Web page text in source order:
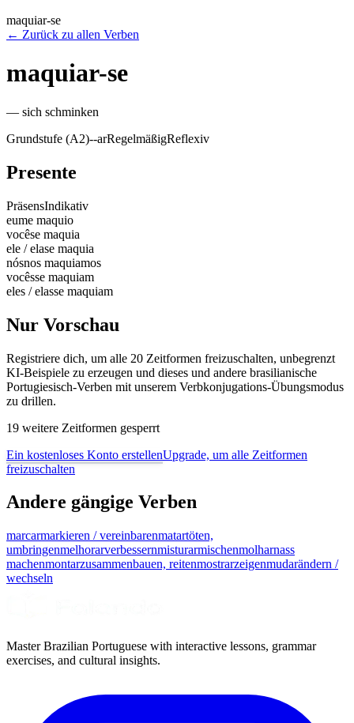
maquiar-se
← Zurück zu allen Verben
maquiar-se
— sich schminken
Grundstufe (A2)--arRegelmäßigReflexiv
Presente
PräsensIndikativ
eume maquio
vocêse maquia
ele / elase maquia
nósnos maquiamos
vocêsse maquiam
eles / elasse maquiam
Nur Vorschau
Registriere dich, um alle 20 Zeitformen freizuschalten, unbegrenzt
KI-Beispiele zu erzeugen und dieses und andere brasilianische
Portugiesisch-Verben mit unserem Verbkonjugations-Übungsmodus
zu drillen.
19 weitere Zeitformen gesperrt
Ein kostenloses Konto erstellenUpgrade, um alle Zeitformen
freizuschalten
Andere gängige Verben
marcarmarkieren / vereinbarenmatartöten,
umbringenmelhorarverbessernmisturarmischenmolharnass
machenmontarzusammenbauen, reitenmostrarzeigenmudarändern /
wechseln
Master Brazilian Portuguese with interactive lessons, grammar
exercises, and cultural insights.